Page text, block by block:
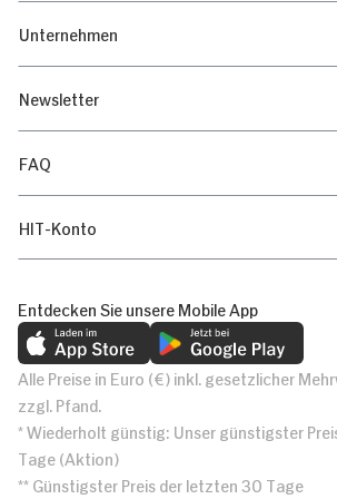
Unternehmen
Newsletter
FAQ
HIT-Konto
Entdecken Sie unsere Mobile App
Alle Preise in Euro (€) inkl. gesetzlicher
zzgl. Pfand.
* Wiederholt günstig: Unser günstigster
Tage (Aktion)
** Günstigster Preis der letzten 30 Tage